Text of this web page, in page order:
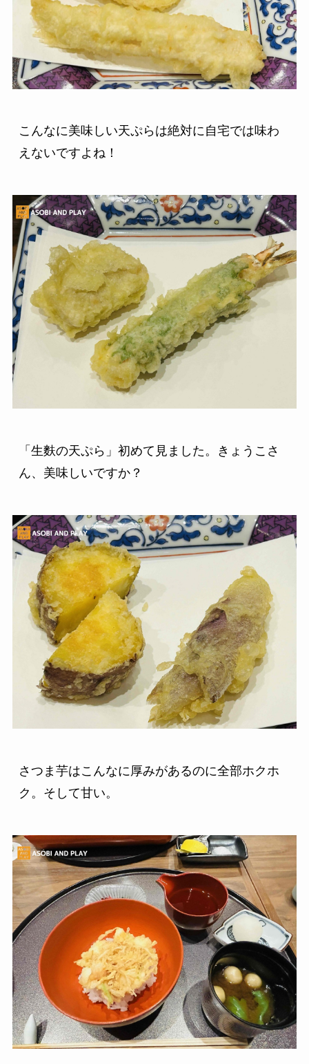
こんなに美味しい天ぷらは絶対に自宅では味わ
えないですよね！
「生麩の天ぷら」初めて見ました。きょうこさ
ん、美味しいですか？
さつま芋はこんなに厚みがあるのに全部ホクホ
ク。そして甘い。